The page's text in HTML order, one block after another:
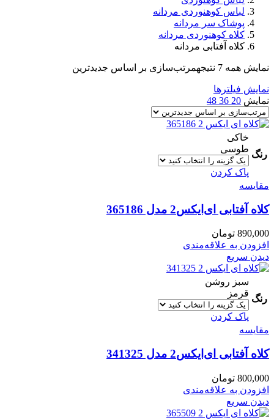
لباس کوهنوردی مردانه
پوشاک سر مردانه
کلاه کوهنوردی مردانه
کلاه آفتابی مردانه
نمایش همه 7 نتیجه مرتب‌سازی بر اساس جدیدترین
نمایش فیلترها
نمایش 20
36
48
رنگ
خاکی
طوسی
پاک کردن
مقایسه
کلاه آفتابی ای‌ایکس2 مدل 365186
890,000 تومان
افزودن به علاقه‌مندی
دیدن سریع
رنگ
سبز روشن
قرمز
پاک کردن
مقایسه
کلاه آفتابی ای‌ایکس2 مدل 341325
800,000 تومان
افزودن به علاقه‌مندی
دیدن سریع